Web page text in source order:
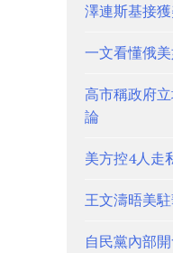
澤連斯基接
一文看懂俄
高市稱政府
論
美方控4人走
王文濤晤美
自民黨內部